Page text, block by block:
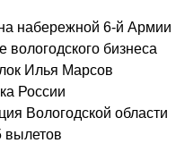
набережной 6-й Армии
вологодского бизнеса
Илья Марсов
России
Вологодской области
вылетов